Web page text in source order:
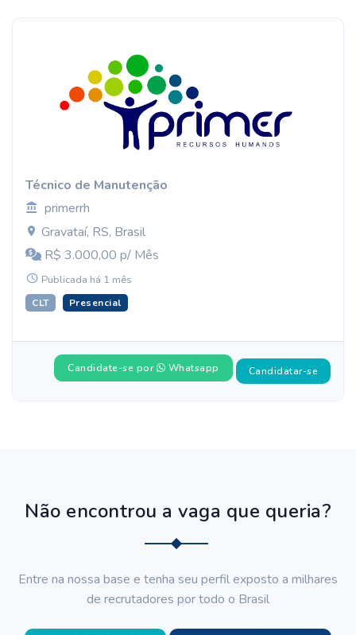
Técnico de Manutenção
primerrh
Gravataí, RS, Brasil
R$ 3.000,00 p/ Mês
Publicada há 1 mês
CLT Presencial
Candidate-se por Whatsapp Candidatar-se
Não encontrou a vaga que queria?
Entre na nossa base e tenha seu perfil exposto a milhares
de recrutadores por todo o Brasil